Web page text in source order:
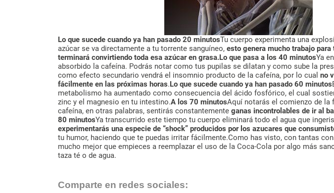
Lo que sucede cuando ya han pasado 20 minutosTu cuerpo experimenta una
azúcar se va directamente a tu torrente sanguíneo, esto genera mucho trabajo para
terminará convirtiendo toda esa azúcar en grasa.Lo que pasa a los 40 minutosYa
absorbido la cafeína. Podrás notar como tus pupilas se dilatan y como sube la
como efecto secundario vendrá el insomnio producto de la cafeína, por lo cual no
fácilmente en las próximas horas.Lo que sucede cuando ya han pasado 60 minutos
metabolismo ha aumentado como consecuencia del ácido fosfórico, el cual
zinc y el magnesio en tu intestino.A los 70 minutosAquí notarás el comienzo de la
cafeína, en otras palabras, sentirás constantemente ganas incontrolables de ir al
80 minutosYa transcurrido este tiempo tu cuerpo eliminará todo el agua que
experimentarás una especie de “shock” producidos por los azucares que
tu humor, haciendo que te puedas irritar fácilmente.Como has visto, con tantas
mucho mejor que empieces a reemplazar el uso de la Coca-Cola por algo más
taza té o de agua.
Comparte en redes sociales: